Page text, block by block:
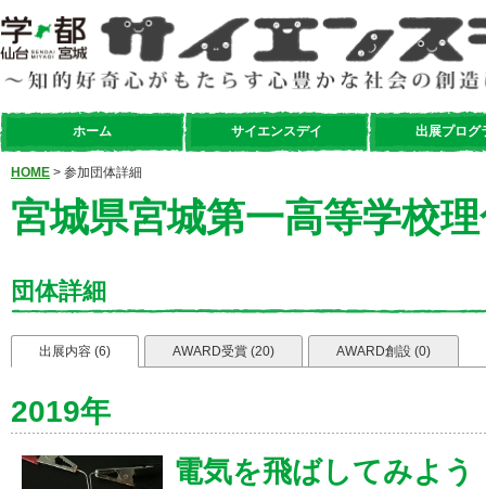
ホーム サイエンスデイ 出展プログ
HOME > 参加団体詳細
宮城県宮城第一高等学校
団体詳細
出展内容 (6) AWARD受賞 (20) AWARD創設 (0)
2019年
電気を飛ばしてみよう